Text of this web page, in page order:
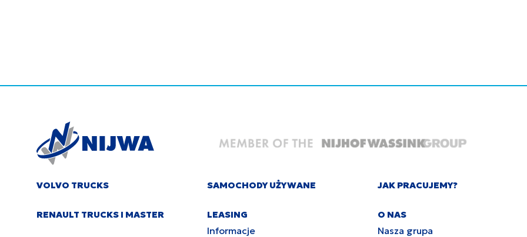
VOLVO TRUCKS
RENAULT TRUCKS I MASTER
SAMOCHODY UŻYWANE
LEASING
Informacje
JAK PRACUJEMY?
O NAS
Nasza grupa